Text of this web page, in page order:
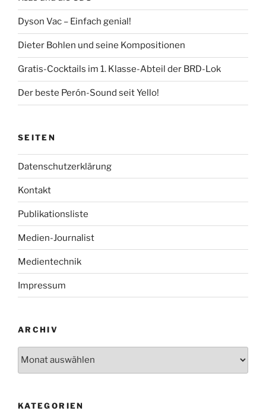
Dyson Vac – Einfach genial!
Dieter Bohlen und seine Kompositionen
Gratis-Cocktails im 1. Klasse-Abteil der BRD-Lok
Der beste Perón-Sound seit Yello!
SEITEN
Datenschutzerklärung
Kontakt
Publikationsliste
Medien-Journalist
Medientechnik
Impressum
ARCHIV
KATEGORIEN